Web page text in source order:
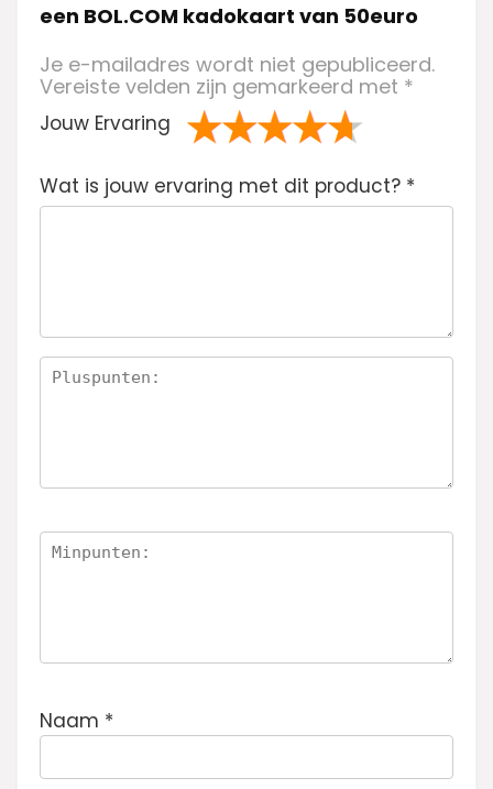
een BOL.COM kadokaart van 50euro
Je e-mailadres wordt niet gepubliceerd.
Vereiste velden zijn gemarkeerd met *
Jouw Ervaring
va
n
n
de 5
sterren
sterren
sterren
sterren
Wat is jouw ervaring met dit product? *
Naam *